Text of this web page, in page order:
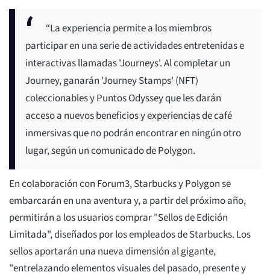
“La experiencia permite a los miembros
participar en una serie de actividades entretenidas e
interactivas llamadas 'Journeys'. Al completar un
Journey, ganarán 'Journey Stamps' (NFT)
coleccionables y Puntos Odyssey que les darán
acceso a nuevos beneficios y experiencias de café
inmersivas que no podrán encontrar en ningún otro
lugar, según un comunicado de Polygon.
En colaboración con Forum3, Starbucks y Polygon se
embarcarán en una aventura y, a partir del próximo año,
permitirán a los usuarios comprar "Sellos de Edición
Limitada", diseñados por los empleados de Starbucks. Los
sellos aportarán una nueva dimensión al gigante,
"entrelazando elementos visuales del pasado, presente y